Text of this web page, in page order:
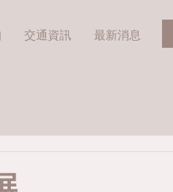
交通資訊 最新消息